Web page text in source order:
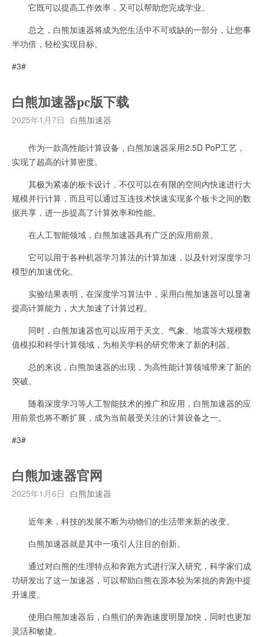
它既可以提高工作效率，又可以帮助您完成学业。
总之，白熊加速器将成为您生活中不可或缺的一部分，让您事
半功倍，轻松实现目标。
#3#
白熊加速器pc版下载
2025年1月7日 白熊加速器
作为一款高性能计算设备，白熊加速器采用2.5D PoP工艺，
实现了超高的计算密度。
其极为紧凑的板卡设计，不仅可以在有限的空间内快速进行大
规模并行计算，而且可以通过互连技术快速实现多个板卡之间的数
据共享，进一步提高了计算效率和性能。
在人工智能领域，白熊加速器具有广泛的应用前景。
它可以用于各种机器学习算法的计算加速，以及针对深度学习
模型的加速优化。
实验结果表明，在深度学习算法中，采用白熊加速器可以显著
提高计算能力，大大加速了计算过程。
同时，白熊加速器也可以应用于天文、气象、地震等大规模数
值模拟和科学计算领域，为相关学科的研究带来了新的利器。
总的来说，白熊加速器的出现，为高性能计算领域带来了新的
突破。
随着深度学习等人工智能技术的推广和应用，白熊加速器的应
用前景也将不断扩展，成为当前最受关注的计算设备之一。
#3#
白熊加速器官网
2025年1月6日 白熊加速器
近年来，科技的发展不断为动物们的生活带来新的改变。
白熊加速器就是其中一项引人注目的创新。
通过对白熊的生理特点和奔跑方式进行深入研究，科学家们成
功研发出了这一加速器，可以帮助白熊在原本较为笨拙的奔跑中提
升速度。
使用白熊加速器后，白熊们的奔跑速度明显加快，同时也更加
灵活和敏捷。